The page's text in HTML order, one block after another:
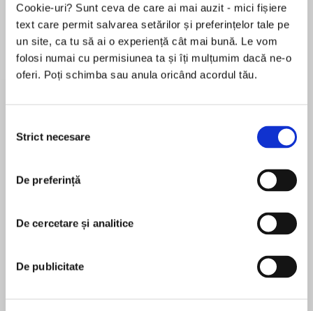
Cookie-uri? Sunt ceva de care ai mai auzit - mici fișiere
text care permit salvarea setărilor și preferințelor tale pe
un site, ca tu să ai o experiență cât mai bună. Le vom
folosi numai cu permisiunea ta și îți mulțumim dacă ne-o
oferi. Poți schimba sau anula oricând acordul tău.
consimțământului
Strict necesare
De preferință
De cercetare și analitice
De publicitate
Desprecarte
The race for survival comes to a thrilling
bestselling author Kelley Armstrong.
Things are getting desperate for Maya and her
friends. Hunted by the powerful St. Clouds and
out of places to hide.
someone who might be able to give them a few
În acest moment nu există recenzii
Kelley Armstrong
When librarians finally granted Kelley Armstrong
an adult card, she made straight for the epic